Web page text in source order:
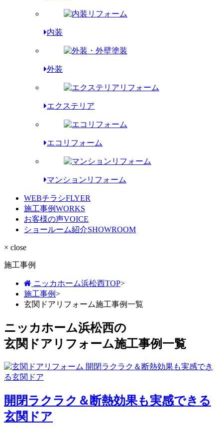
内装
外装
エクステリア
エコリフォーム
マンションリフォーム
WEBチラシFLYER
施工事例WORKS
お客様の声VOICE
ショールーム紹介SHOWROOM
× close
施工事例
ニッカホーム浜松西TOP>
施工事例>
玄関ドアリフォーム施工事例一覧
ニッカホーム浜松西の
玄関ドアリフォーム施工事例一覧
開閉ラクラク＆断熱効果も実感できる
玄関ドア